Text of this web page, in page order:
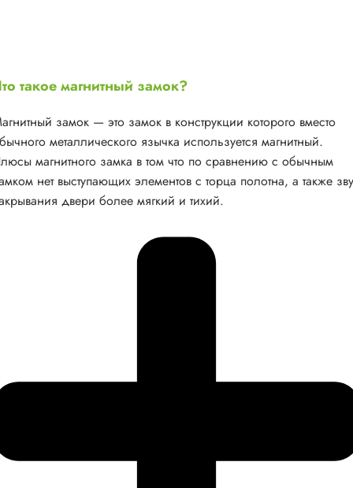
такое магнитный замок?
замок — это замок в конструкции которого вместо
металлического язычка используется магнитный.
магнитного замка в том что по сравнению с обычным
нет выступающих элементов с торца полотна, а также
двери более мягкий и тихий.